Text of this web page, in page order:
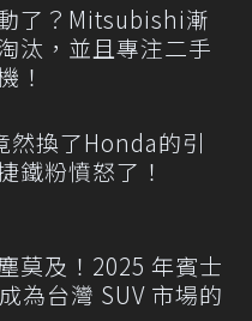
了？Mitsubishi漸
汰，並且專注二手
！
然換了Honda的引
鐵粉憤怒了！
莫及！2025 年賓士
為台灣 SUV 市場的